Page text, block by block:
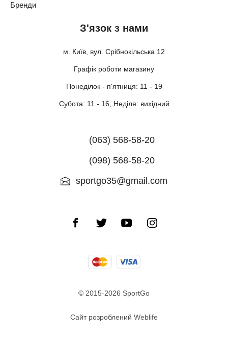
З'язок з нами
м. Київ, вул. Срібнокільська 12
Графік роботи магазину
Понеділок - п'ятниця: 11 - 19
Субота: 11 - 16, Неділя: вихідний
(063) 568-58-20
(098) 568-58-20
sportgo35@gmail.com
Бренди
© 2015-2026 SportGo
Сайт розроблений Weblife